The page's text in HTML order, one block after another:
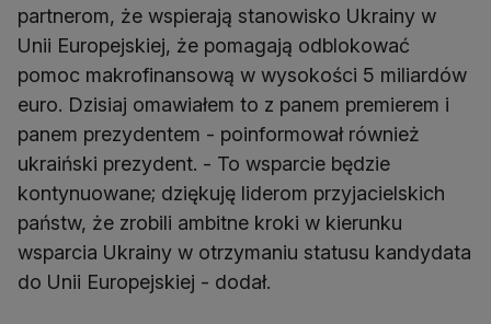
partnerom, że wspierają stanowisko Ukrainy w
Unii Europejskiej, że pomagają odblokować
pomoc makrofinansową w wysokości 5 miliardów
euro. Dzisiaj omawiałem to z panem premierem i
panem prezydentem - poinformował również
ukraiński prezydent. - To wsparcie będzie
kontynuowane; dziękuję liderom przyjacielskich
państw, że zrobili ambitne kroki w kierunku
wsparcia Ukrainy w otrzymaniu statusu kandydata
do Unii Europejskiej - dodał.